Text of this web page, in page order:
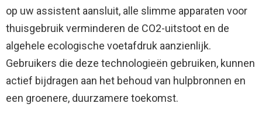
op uw assistent aansluit, alle slimme apparaten voor
thuisgebruik verminderen de CO2-uitstoot en de
algehele ecologische voetafdruk aanzienlijk.
Gebruikers die deze technologieën gebruiken, kunnen
actief bijdragen aan het behoud van hulpbronnen en
een groenere, duurzamere toekomst.